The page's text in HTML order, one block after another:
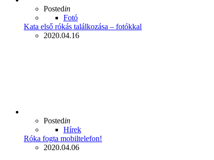
Postedin
Fotó
Kata első rókás találkozása – fotókkal
2020.04.16
Postedin
Hírek
Róka fogta mobiltelefon!
2020.04.06